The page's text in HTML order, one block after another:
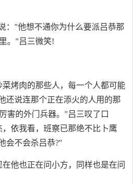
："他想不通你为什么要派吕恭那
。"吕三微笑!
烤肉的那些人，每一个人都可能
还说连那个正在添火的人用的那
害的外门兵器。"吕三叹了口
依我看，班察已那绝不比卜鹰
会不会杀吕恭?"
他也正在问小方，同样也是在问